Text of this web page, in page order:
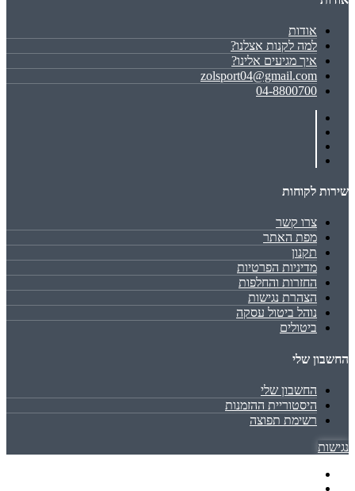
אודות
למה לקנות אצלנו?
איך מגיעים אלינו?
zolsport04@gmail.com
04-8800700
שירות לקוחות
צרו קשר
מפת האתר
תקנון
מדיניות הפרטיות
החזרות והחלפות
הצהרת נגישות
נוהל ביטול עסקה
ביטולים
החשבון שלי
החשבון שלי
היסטוריית ההזמנות
רשימת תפוצה
נגישות